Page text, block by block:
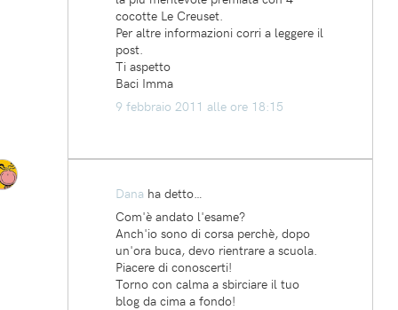
cocotte Le Creuset.
Per altre informazioni corri a leggere il
post.
Ti aspetto
Baci Imma
9 febbraio 2011 alle ore 18:15
Dana ha detto…
Com'è andato l'esame?
Anch'io sono di corsa perchè, dopo
un'ora buca, devo rientrare a scuola.
Piacere di conoscerti!
Torno con calma a sbirciare il tuo
blog da cima a fondo!